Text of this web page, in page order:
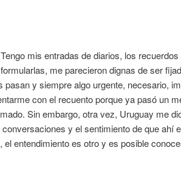
mis entradas de diarios, los
me parecieron dignas de ser
pasan y siempre algo urgente, necesario,
con el recuento porque ya pasó un
Sin embargo, otra vez, Uruguay me
y el sentimiento de que ahí
entendimiento es otro y es posible